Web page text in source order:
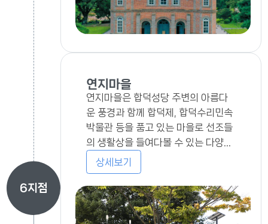
6지점
연지마을
연지마을은 합덕성당 주변의 아름다
운 풍경과 함께 합덕제, 합덕수리민속
박물관 등을 품고 있는 마을로 선조들
의 생활상을 들여다볼 수 있는 다양한
전통문화 체험을 운영합니다.
상세보기